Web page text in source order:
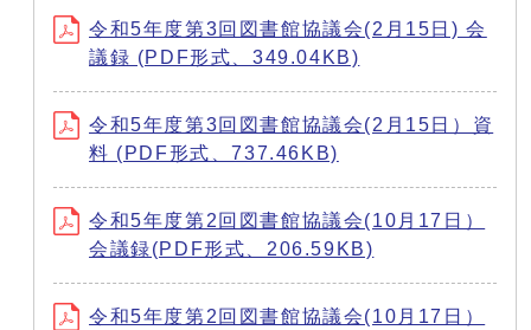
令和5年度第3回図書館協議会(2月15日) 会
議録 (PDF形式、349.04KB)
令和5年度第3回図書館協議会(2月15日）資
料 (PDF形式、737.46KB)
令和5年度第2回図書館協議会(10月17日）
会議録(PDF形式、206.59KB)
令和5年度第2回図書館協議会(10月17日）